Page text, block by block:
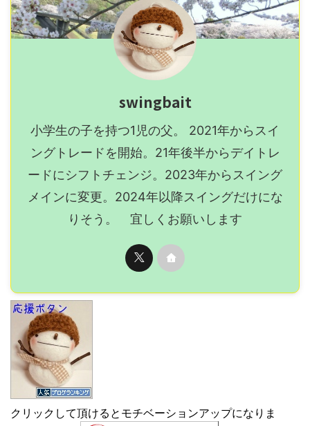
swingbait
小学生の子を持つ1児の父。 2021年からスイ
ングトレードを開始。21年後半からデイトレ
ードにシフトチェンジ。2023年からスイング
メインに変更。2024年以降スイングだけにな
りそう。 宜しくお願いします
クリックして頂けるとモチベーションアップになりま